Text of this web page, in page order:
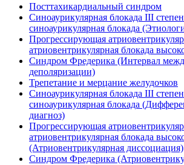
Посттахикардиальный синдром
Синоаурикулярная блокада III
синоаурикулярная блокада
Прогрессирующая
атриовентрикулярная блокада
Синдром Фредерика (Интервал
деполяризации)
Трепетание и мерцание желудочков
Синоаурикулярная блокада III
синоаурикулярная блокада
диагноз)
Прогрессирующая
атриовентрикулярная блокада
(Атриовентрикулярная диссоциация)
Синдром Фредерика